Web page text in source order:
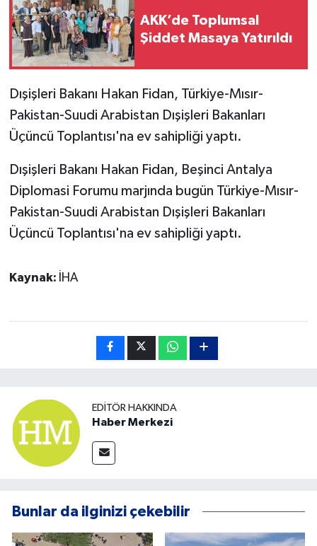
AKK’de Toplumsal
Şiddet Masaya Yatırıldı
Dışişleri Bakanı Hakan Fidan, Türkiye-Mısır-
Pakistan-Suudi Arabistan Dışişleri Bakanları
Üçüncü Toplantısı'na ev sahipliği yaptı.
Dışişleri Bakanı Hakan Fidan, Beşinci Antalya
Diplomasi Forumu marjında bugün Türkiye-Mısır-
Pakistan-Suudi Arabistan Dışişleri Bakanları
Üçüncü Toplantısı'na ev sahipliği yaptı.
Kaynak: İHA
EDITÖR HAKKINDA
Haber Merkezi
Bunlar da ilginizi çekebilir